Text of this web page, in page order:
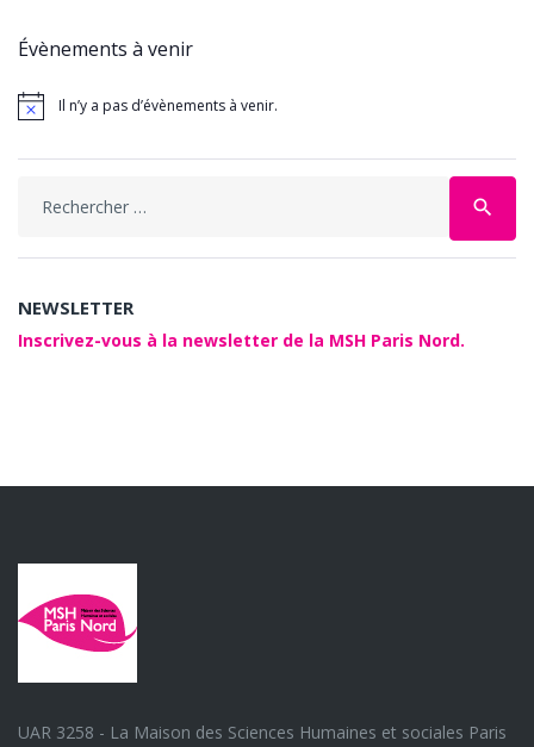
Évènements à venir
Il n’y a pas d’évènements à venir.
search
NEWSLETTER
Inscrivez-vous à la newsletter de la MSH Paris Nord.
UAR 3258 - La Maison des Sciences Humaines et sociales Paris